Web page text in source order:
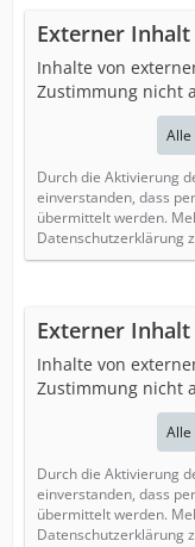
Externer Inhalt
Inhalte von
Zustimmung nicht
Alle
Durch die Aktivierung
einverstanden, dass
übermittelt werden.
Datenschutzerklärung
Externer Inhalt
Inhalte von
Zustimmung nicht
Alle
Durch die Aktivierung
einverstanden, dass
übermittelt werden.
Datenschutzerklärung